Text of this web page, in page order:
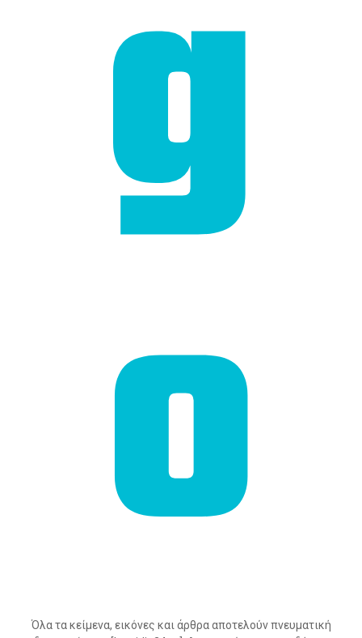
Όλα τα κείμενα, εικόνες και άρθρα αποτελούν πνευματική